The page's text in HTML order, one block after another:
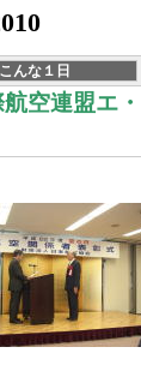
こんな１日
航空連盟エ